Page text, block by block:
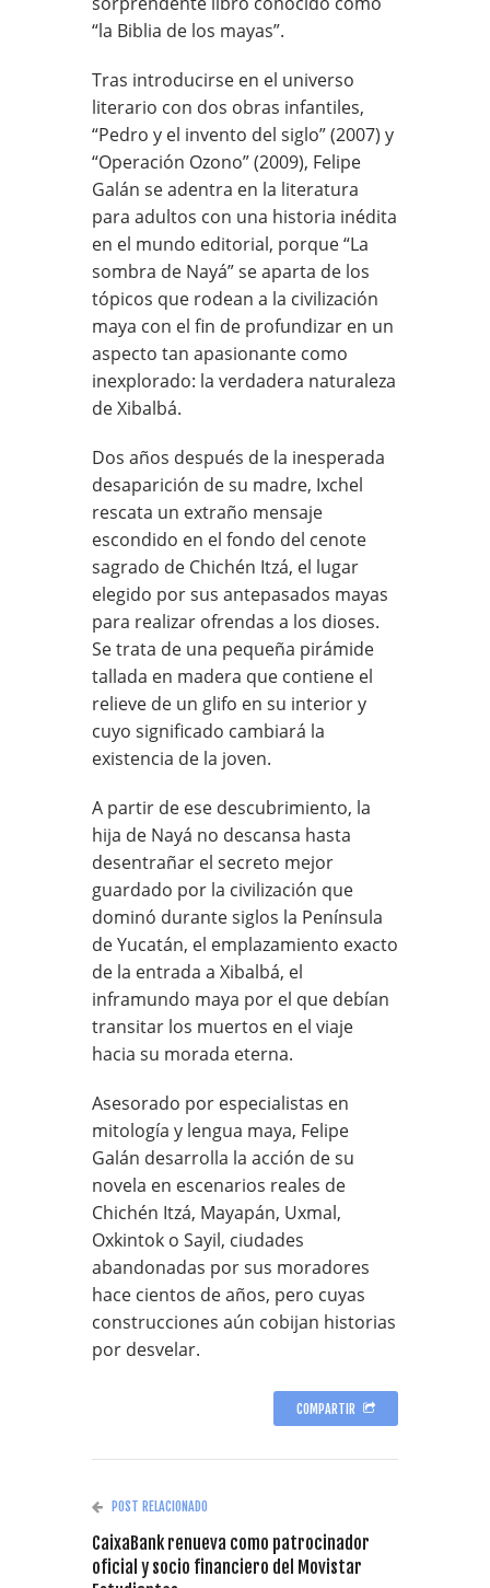
“la Biblia de los mayas”.
Tras introducirse en el universo
literario con dos obras infantiles,
“Pedro y el invento del siglo” (2007) y
“Operación Ozono” (2009), Felipe
Galán se adentra en la literatura
para adultos con una historia inédita
en el mundo editorial, porque “La
sombra de Nayá” se aparta de los
tópicos que rodean a la civilización
maya con el fin de profundizar en un
aspecto tan apasionante como
inexplorado: la verdadera naturaleza
de Xibalbá.
Dos años después de la inesperada
desaparición de su madre, Ixchel
rescata un extraño mensaje
escondido en el fondo del cenote
sagrado de Chichén Itzá, el lugar
elegido por sus antepasados mayas
para realizar ofrendas a los dioses.
Se trata de una pequeña pirámide
tallada en madera que contiene el
relieve de un glifo en su interior y
cuyo significado cambiará la
existencia de la joven.
A partir de ese descubrimiento, la
hija de Nayá no descansa hasta
desentrañar el secreto mejor
guardado por la civilización que
dominó durante siglos la Península
de Yucatán, el emplazamiento exacto
de la entrada a Xibalbá, el
inframundo maya por el que debían
transitar los muertos en el viaje
hacia su morada eterna.
Asesorado por especialistas en
mitología y lengua maya, Felipe
Galán desarrolla la acción de su
novela en escenarios reales de
Chichén Itzá, Mayapán, Uxmal,
Oxkintok o Sayil, ciudades
abandonadas por sus moradores
hace cientos de años, pero cuyas
construcciones aún cobijan historias
por desvelar.
COMPARTIR
POST RELACIONADO
CaixaBank renueva como patrocinador
oficial y socio financiero del Movistar